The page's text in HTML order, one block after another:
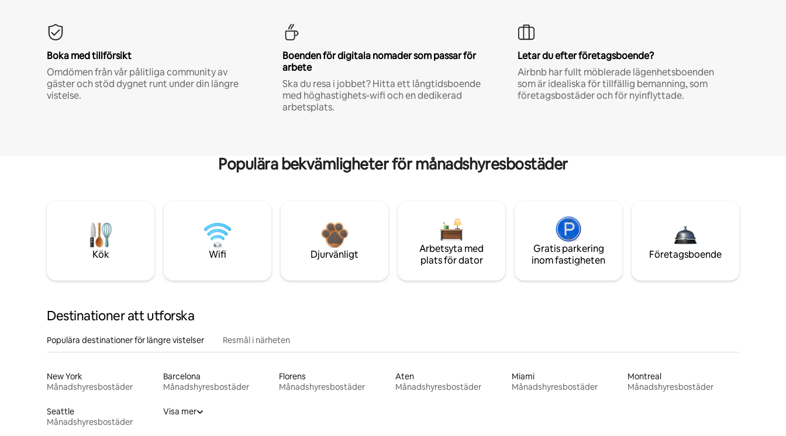
Boka med tillförsikt
Omdömen från vår pålitliga community av
gäster och stöd dygnet runt under din längre
vistelse.
Boenden för digitala nomader som passar för
arbete
Ska du resa i jobbet? Hitta ett långtidsboende
med höghastighets-wifi och en dedikerad
arbetsplats.
Letar du efter företagsboende?
Airbnb har fullt möblerade lägenhetsboenden
som är idealiska för tillfällig bemanning, som
företagsbostäder och för nyinflyttade.
Populära bekvämligheter för månadshyresbostäder
Kök Wifi Djurvänligt
Arbetsyta med
plats för dator
Gratis parkering
inom fastigheten
Företagsboende
Destinationer att utforska
Populära destinationer för längre vistelser Resmål i närheten
New York
Månadshyresbostäder
Barcelona
Månadshyresbostäder
Florens
Månadshyresbostäder
Aten
Månadshyresbostäder
Miami
Månadshyresbostäder
Montreal
Månadshyresbostäder
Seattle
Månadshyresbostäder
Visa mer